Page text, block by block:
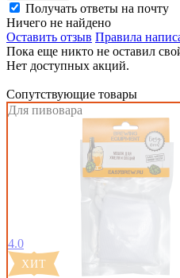
Получать ответы на почту
Ничего не найдено
Оставить отзыв Правила
Пока еще никто не оставил
Нет доступных акций.
Сопутствующие товары
Для пивовара
4.0